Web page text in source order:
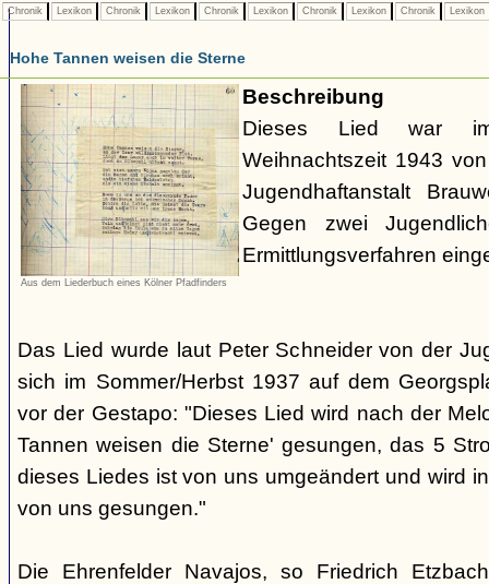
Chronik Lexikon Chronik Lexikon Chronik Lexikon Chronik Lexikon Chronik Lexikon
Hohe Tannen weisen die Sterne
Aus dem Liederbuch eines Kölner Pfadfinders
Beschreibung
Dieses Lied war
Weihnachtszeit 1943
Jugendhaftanstalt
Gegen zwei
Ermittlungsverfahren
Das Lied wurde laut Peter Schneider von der
sich im Sommer/Herbst 1937 auf dem
vor der Gestapo: "Dieses Lied wird nach der
Tannen weisen die Sterne' gesungen, das 5
dieses Liedes ist von uns umgeändert und wird
von uns gesungen."
Die Ehrenfelder Navajos, so Friedrich